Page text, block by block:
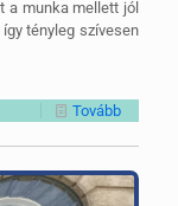
a munka mellett jól
tényleg szívesen
Tovább